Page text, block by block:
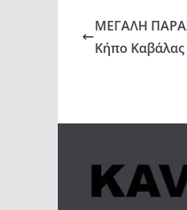
ΜΕΓΑΛΗ
Κήπο Καβάλας